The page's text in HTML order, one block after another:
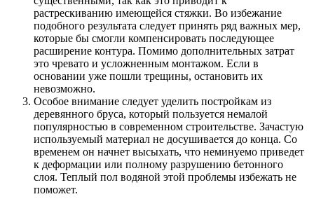
растрескиванию имеющейся стяжки. Во избежание
подобного результата следует принять ряд важных мер,
которые бы смогли компенсировать последующее
расширение контура. Помимо дополнительных затрат
это чревато и усложненным монтажом. Если в
основании уже пошли трещины, остановить их
невозможно.
Особое внимание следует уделить постройкам из
деревянного бруса, который пользуется немалой
популярностью в современном строительстве. Зачастую
используемый материал не досушивается до конца. Со
временем он начнет высыхать, что неминуемо приведет
к деформации или полному разрушению бетонного
слоя. Теплый пол водяной этой проблемы избежать не
поможет.